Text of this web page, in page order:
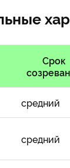
Срок
средний
средний